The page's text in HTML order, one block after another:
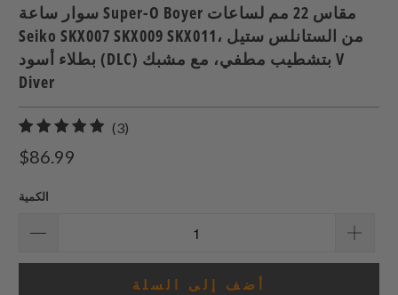
سوار ساعة Super-O Boyer مقاس 22 مم لساعات
Seiko SKX007 SKX009 SKX011، من الستانلس ستيل
بطلاء أسود (DLC) بتشطيب مطفي، مع مشبك V
Diver
(3)
$86.99
الكمية
أضف إلى السلة